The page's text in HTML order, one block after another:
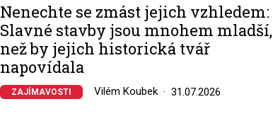
Nenechte se zmást jejich vzhledem:
Slavné stavby jsou mnohem mladší,
než by jejich historická tvář
napovídala
ZAJÍMAVOSTI Vilém Koubek 31.07.2026